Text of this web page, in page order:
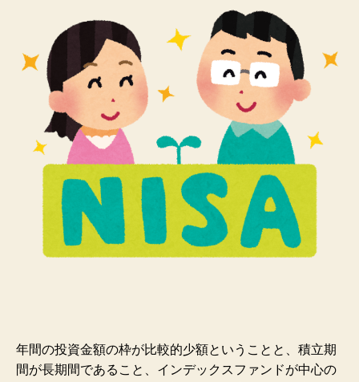
年間の投資金額の枠が比較的少額ということと、積立期
間が長期間であること、インデックスファンドが中心の